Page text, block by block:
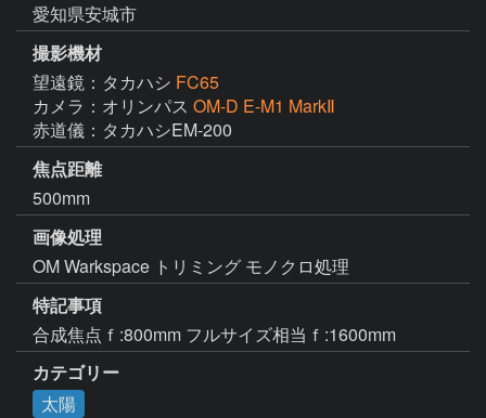
愛知県安城市
撮影機材
望遠鏡：タカハシ FC65
カメラ：オリンパス OM-D E-M1 MarkⅡ
赤道儀：タカハシEM-200
焦点距離
500mm
画像処理
OM Warkspace トリミング モノクロ処理
特記事項
カテゴリー
太陽